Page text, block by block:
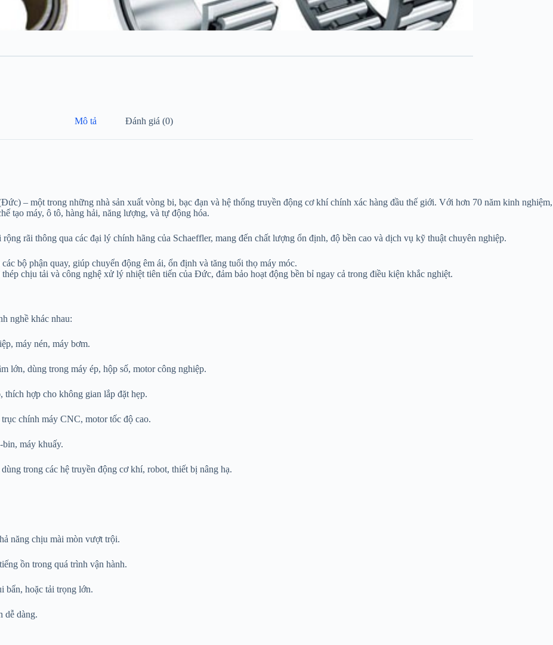
Mô tả Đánh giá (0)
– một trong những nhà sản xuất vòng bi, bạc đạn và hệ thống truyền động cơ khí chính xác hàng đầu thế giới. Với hơn 70 năm kinh nghiệm,
tạo máy, ô tô, hàng hải, năng lượng, và tự động hóa.
rãi thông qua các đại lý chính hãng của Schaeffler, mang đến chất lượng ổn định, độ bền cao và dịch vụ kỹ thuật chuyên nghiệp.
bộ phận quay, giúp chuyển động êm ái, ổn định và tăng tuổi thọ máy móc.
chịu tải và công nghệ xử lý nhiệt tiên tiến của Đức, đảm bảo hoạt động bền bỉ ngay cả trong điều kiện khắc nghiệt.
nghề khác nhau:
máy nén, máy bơm.
lớn, dùng trong máy ép, hộp số, motor công nghiệp.
hợp cho không gian lắp đặt hẹp.
chính máy CNC, motor tốc độ cao.
máy khuấy.
trong các hệ truyền động cơ khí, robot, thiết bị nâng hạ.
năng chịu mài mòn vượt trội.
ồn trong quá trình vận hành.
bẩn, hoặc tải trọng lớn.
dễ dàng.